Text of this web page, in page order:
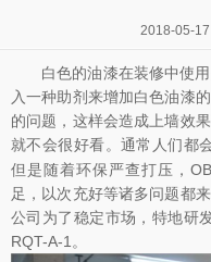
2018-05-
白色的油漆在装修中使
入一种助剂来增加白色油漆
的问题，这样会造成上墙效
就不会很好看。通常人们都
但是随着环保严查打压，
足，以次充好等诸多问题都
公司为了稳定市场，特地研
RQT-A-1。